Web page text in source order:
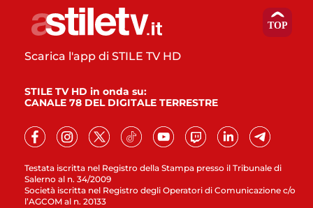
Testata iscritta nel Registro della Stampa presso il Tribunale di
Salerno al n. 34/2009
Società iscritta nel Registro degli Operatori di Comunicazione c/o
l’AGCOM al n. 20133
Scarica l'app di STILE TV HD
STILE TV HD in onda su:
CANALE 78 DEL DIGITALE TERRESTRE